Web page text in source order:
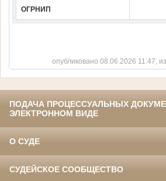
ОГРНИП
опубликовано 08.06.2026 11:47,
ПОДАЧА ПРОЦЕССУАЛЬНЫХ
ЭЛЕКТРОННОМ ВИДЕ
О СУДЕ
СУДЕЙСКОЕ СООБЩЕСТВО